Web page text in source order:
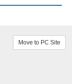
Move to PC Site